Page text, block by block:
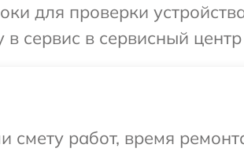
для проверки
сервис в сервисный
смету работ, время